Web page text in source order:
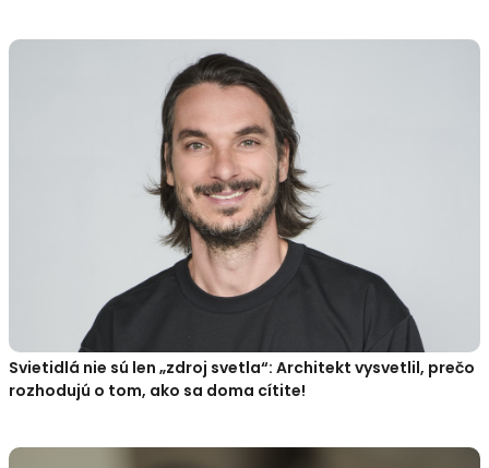
Svietidlá nie sú len „zdroj svetla“: Architekt vysvetlil, prečo
rozhodujú o tom, ako sa doma cítite!